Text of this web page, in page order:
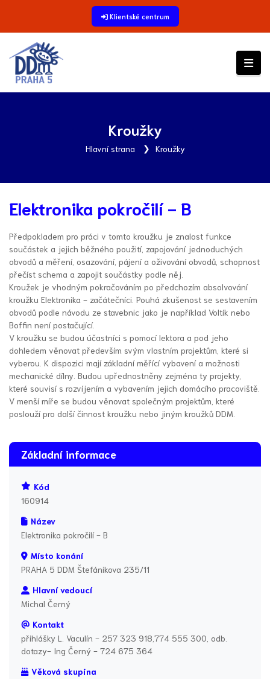
Klientské centrum
Kroužky
Hlavní strana Kroužky
Elektronika pokročilí - B
Předpokladem pro práci v tomto kroužku je znalost funkce
součástek a jejich běžného použití, zapojování jednoduchých
obvodů a měření, osazování, pájení a oživování obvodů, schopnost
přečíst schema a zapojit součástky podle něj.
Kroužek je vhodným pokračováním po předchozím absolvování
kroužku Elektronika - začátečníci. Pouhá zkušenost se sestavením
obvodů podle návodu ze stavebnic jako je například Voltík nebo
Boffin není postačující.
V kroužku se budou účastníci s pomocí lektora a pod jeho
dohledem věnovat především svým vlastním projektům, které si
vyberou. K dispozici mají základní měřící vybavení a možnosti
mechanické dílny. Budou upřednostněny zejména ty projekty,
které souvisí s rozvíjením a vybavením jejich domácího pracoviště.
V menší míře se budou věnovat společným projektům, které
poslouží pro další činnost kroužku nebo jiným kroužků DDM.
Základní informace
Kód
160914
Název
Elektronika pokročilí - B
Místo konání
PRAHA 5 DDM Štefánikova 235/11
Hlavní vedoucí
Michal Černý
Kontakt
přihlášky L. Vaculín - 257 323 918,774 555 300, odb.
dotazy- Ing Černý - 724 675 364
Věková skupina